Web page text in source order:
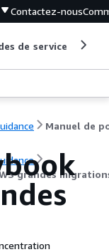
Contactez-nous
de service
grandes